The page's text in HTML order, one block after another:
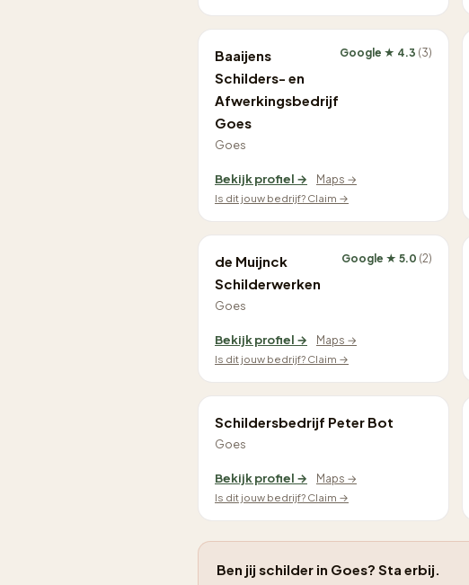
Baaijens
Schilders- en
Afwerkingsbedrijf
Goes
Goes
Google ★ 4.3 (3)
Bekijk profiel →
Maps →
Is dit jouw bedrijf? Claim →
de Muijnck
Schilderwerken
Goes
Google ★ 5.0 (2)
Bekijk profiel →
Maps →
Is dit jouw bedrijf? Claim →
Schildersbedrijf Peter Bot
Goes
Bekijk profiel →
Maps →
Is dit jouw bedrijf? Claim →
Ben jij schilder in Goes? Sta erbij.